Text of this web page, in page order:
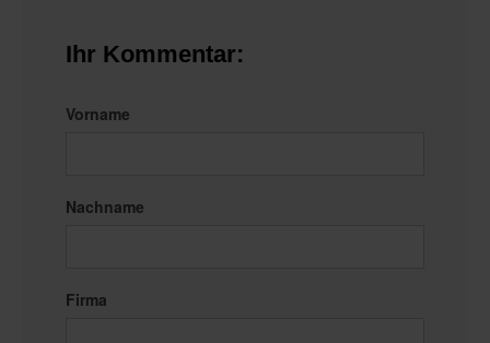
Ihr Kommentar:
Vorname
Nachname
Firma